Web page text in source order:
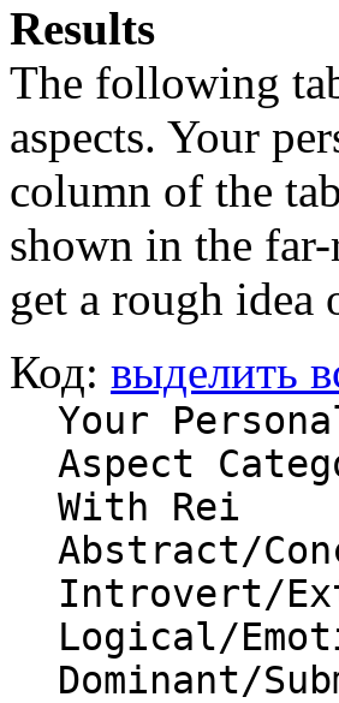
Results
The following
aspects. Your
column of the
shown in the
get a rough
Код: выделить
Your
Aspect
With Rei
Abstract/
Introvert/
Logical/
Dominant/